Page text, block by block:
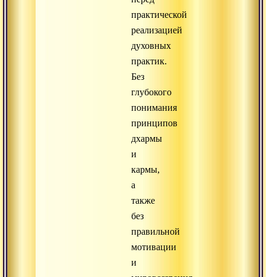
практической
реализацией
духовных
практик.
Без
глубокого
понимания
принципов
дхармы
и
кармы,
а
также
без
правильной
мотивации
и